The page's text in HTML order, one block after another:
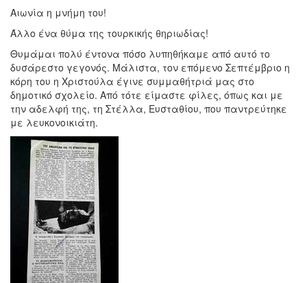
Αιωνία η μνήμη του!
Άλλο ένα θύμα της τουρκικής θηριωδίας!
Θυμάμαι πολύ έντονα πόσο λυπηθήκαμε από αυτό το
δυσάρεστο γεγονός. Μάλιστα, τον επόμενο Σεπτέμβριο η
κόρη του η Χριστούλα έγινε συμμαθήτριά μας στο
δημοτικό σχολείο. Από τότε είμαστε φίλες, όπως και με
την αδελφή της, τη Στέλλα, Ευσταθίου, που παντρεύτηκε
με λευκονοικιάτη.